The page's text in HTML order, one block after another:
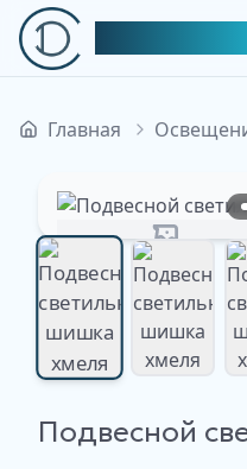
Главная
Изображение
ИзображениеИзображение
Подвесной